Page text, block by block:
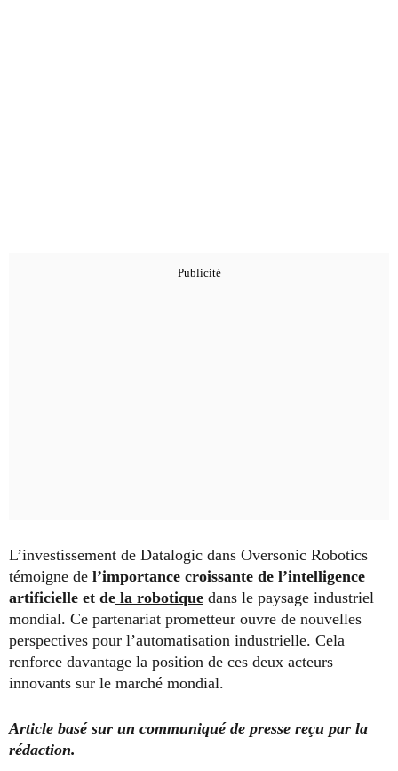
L’investissement de Datalogic dans Oversonic Robotics
témoigne de l’importance croissante de l’intelligence
artificielle et de la robotique dans le paysage industriel
mondial. Ce partenariat prometteur ouvre de nouvelles
perspectives pour l’automatisation industrielle. Cela
renforce davantage la position de ces deux acteurs
innovants sur le marché mondial.
Article basé sur un communiqué de presse reçu par la
rédaction.